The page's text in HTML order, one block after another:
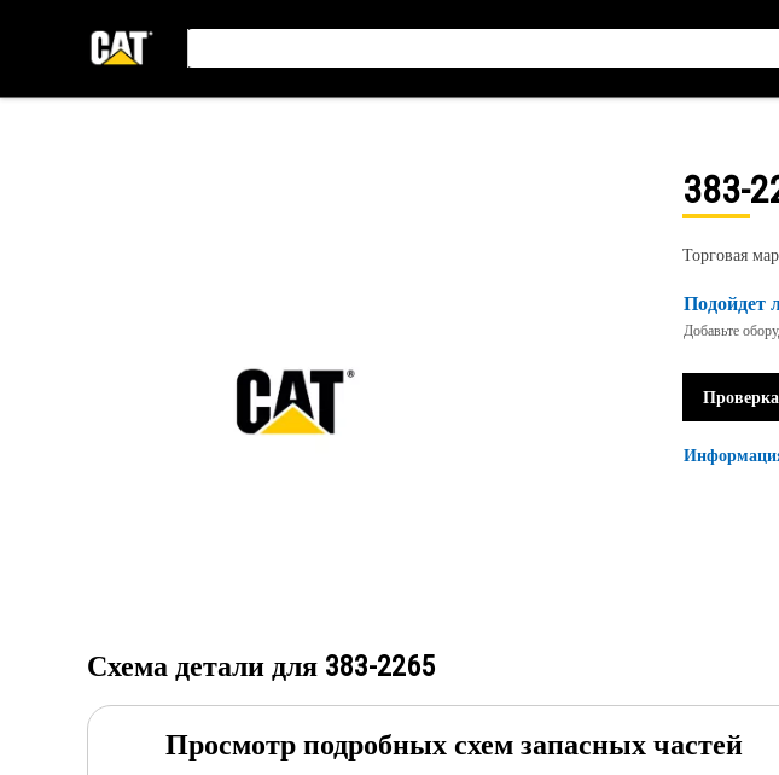
383-
Торговая
Подойдет
Добавьте
Схема детали для 383-2265
Просмотр подробных схем запасных частей